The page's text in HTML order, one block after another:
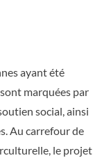
ayant été
marquées par
social, ainsi
Au carrefour de
le projet